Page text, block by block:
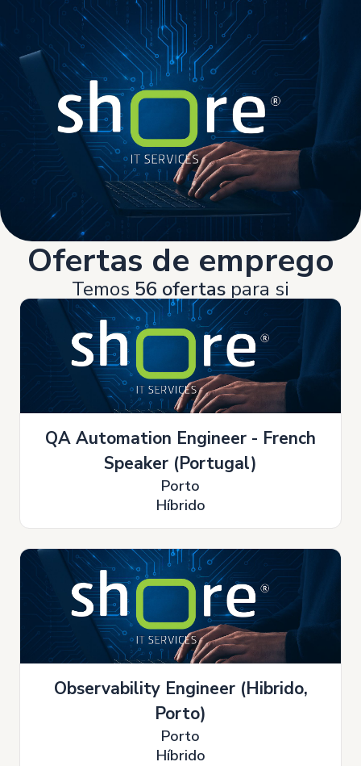
Ofertas de emprego
Temos 56 ofertas para si
QA Automation Engineer - French
Speaker (Portugal)
Porto
Híbrido
Observability Engineer (Hibrido,
Porto)
Porto
Híbrido